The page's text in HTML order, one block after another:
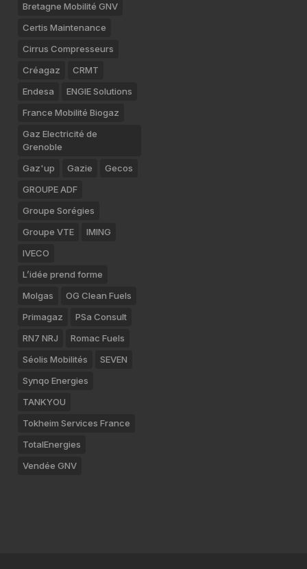
Bretagne Mobilité GNV
Certis Maintenance
Cirrus Compresseurs
Créagaz
CRMT
Endesa
ENGIE Solutions
France Mobilité Biogaz
Gaz Electricité de
Grenoble
Gaz'up
Gazie
Gecos
GROUPE ADF
Groupe Sorégies
Groupe VTE
IMING
IVECO
L’idée prend forme
Molgas
OG Clean Fuels
Primagaz
PSa Consult
RN7 NRJ
Romac Fuels
Séolis Mobilités
SEVEN
Synqo Energies
TANKYOU
Tokheim Services France
TotalEnergies
Vendée GNV